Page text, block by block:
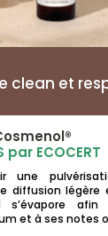
clean et
ECOCERT
une
diffusion légère
s’évapore
et à ses notes